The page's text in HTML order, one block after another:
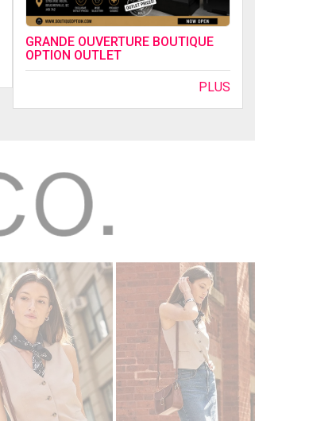
GRANDE OUVERTURE BOUTIQUE
OPTION OUTLET
PLUS